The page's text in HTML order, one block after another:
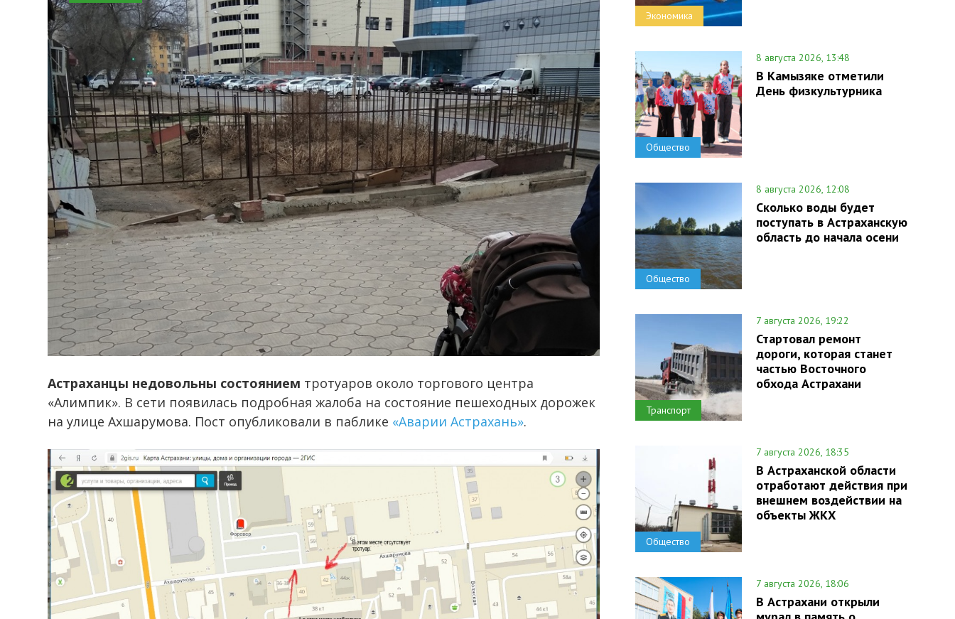
Астраханцы недовольны состоянием тротуаров около торгового центра
«Алимпик». В сети появилась подробная жалоба на состояние пешеходных дорожек
на улице Ахшарумова. Пост опубликовали в паблике «Аварии Астрахань».
Экономика
Общество
8 августа 2026, 13:48
В Камызяке отметили
День физкультурника
Общество
8 августа 2026, 12:08
Сколько воды будет
поступать в Астраханскую
область до начала осени
Транспорт
7 августа 2026, 19:22
Стартовал ремонт
дороги, которая станет
частью Восточного
обхода Астрахани
Общество
7 августа 2026, 18:35
В Астраханской области
отработают действия при
внешнем воздействии на
объекты ЖКХ
7 августа 2026, 18:06
В Астрахани открыли